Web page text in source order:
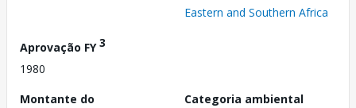
Eastern and Southern Africa
Aprovação FY3
1980
Montante do
Categoria ambiental